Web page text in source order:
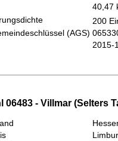
40,47
200
(AGS)
2015-
06483 - Villmar (Selters